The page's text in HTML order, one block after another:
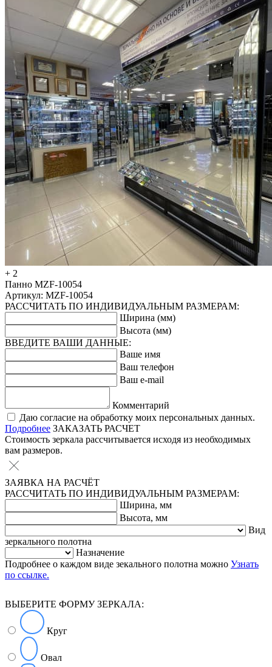
+ 2
Панно MZF-10054
Артикул: MZF-10054
РАССЧИТАТЬ ПО ИНДИВИДУАЛЬНЫМ РАЗМЕРАМ:
Ширина (мм)
Высота (мм)
ВВЕДИТЕ ВАШИ ДАННЫЕ:
Ваше имя
Ваш телефон
Ваш e-mail
Комментарий
Даю согласие на обработку моих персональных данных.
Подробнее ЗАКАЗАТЬ РАСЧЕТ
Стоимость зеркала рассчитывается исходя из необходимых
вам размеров.
ЗАЯВКА НА РАСЧЁТ
РАССЧИТАТЬ ПО ИНДИВИДУАЛЬНЫМ РАЗМЕРАМ:
Ширина, мм
Высота, мм
Вид
зеркального полотна
Назначение
Подробнее о каждом виде зекального полотна можно Узнать
по ссылке.
ВЫБЕРИТЕ ФОРМУ ЗЕРКАЛА:
Круг
Овал